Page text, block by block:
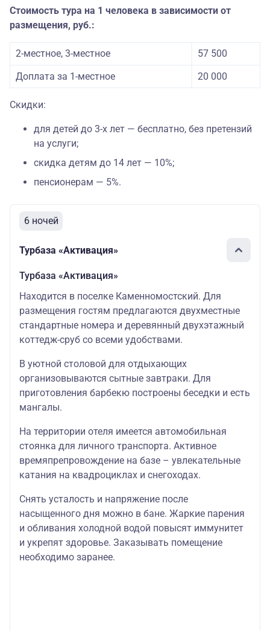
Стоимость тура на 1 человека в зависимости от
размещения, руб.:
2-местное, 3-местное
57 500
Доплата за 1-местное
20 000
Скидки:
для детей до 3-х лет — бесплатно, без претензий
на услуги;
скидка детям до 14 лет — 10%;
пенсионерам — 5%.
6 ночей
Турбаза «Активация»
Турбаза «Активация»
Находится в поселке Каменномостский. Для
размещения гостям предлагаются двухместные
стандартные номера и деревянный двухэтажный
коттедж-сруб со всеми удобствами.
В уютной столовой для отдыхающих
организовываются сытные завтраки. Для
приготовления барбекю построены беседки и есть
мангалы.
На территории отеля имеется автомобильная
стоянка для личного транспорта. Активное
времяпрепровождение на базе – увлекательные
катания на квадроциклах и снегоходах.
Снять усталость и напряжение после
насыщенного дня можно в бане. Жаркие парения
и обливания холодной водой повысят иммунитет
и укрепят здоровье. Заказывать помещение
необходимо заранее.